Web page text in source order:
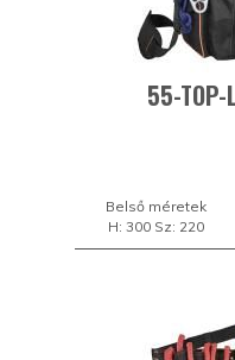
55-TOP-
Belső méretek
H: 300 Sz: 220